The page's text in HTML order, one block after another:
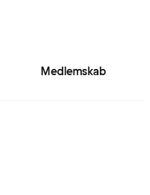
Medlemskab